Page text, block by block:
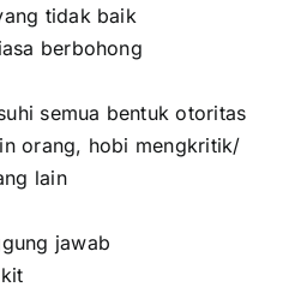
tidak baik
berbohong
semua bentuk otoritas
orang, hobi mengkritik/
lain
jawab